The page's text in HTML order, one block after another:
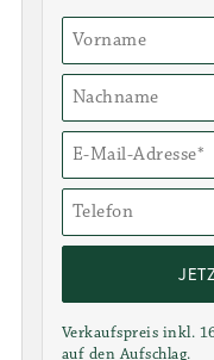
Verkaufspreis inkl.
auf den Aufschlag.